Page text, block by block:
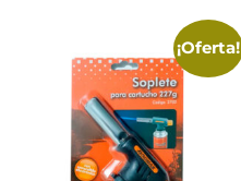
¡Oferta!